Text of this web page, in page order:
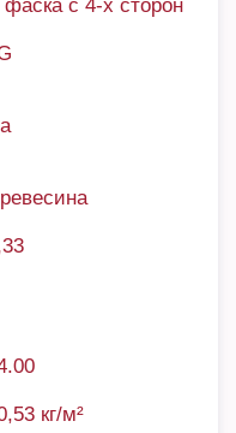
фаска с 4-х сторон
кг/м²